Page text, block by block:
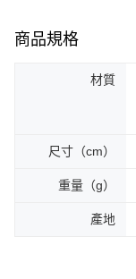
商品規格
材質
尺寸（cm）
重量（g）
產地